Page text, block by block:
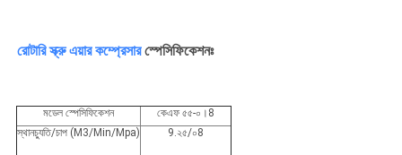
রোটারি স্ক্রু এয়ার কম্প্রেসার স্পেসিফিকেশনঃ
মডেল স্পেসিফিকেশন
কেএফ ৫৫-০।8
স্থানচ্যুতি/চাপ (M3/Min/Mpa)
9.২৫/০8